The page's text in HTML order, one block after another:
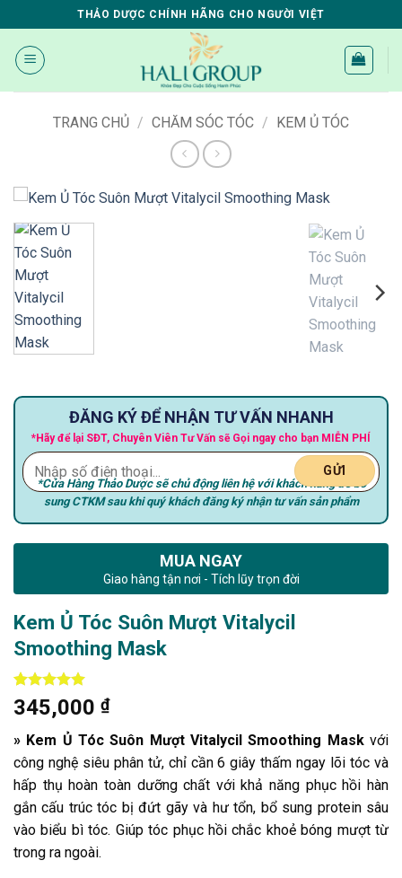
qua
nội
dung
THẢO DƯỢC CHÍNH HÃNG CHO NGƯỜI VIỆT
TRANG CHỦ / CHĂM SÓC TÓC / KEM Ủ TÓC
ĐĂNG KÝ ĐỂ NHẬN TƯ VẤN NHANH
*Hãy để lại SĐT, Chuyên Viên Tư Vấn sẽ Gọi ngay cho bạn MIỄN PHÍ
*Cửa Hàng Thảo Dược sẽ chủ động liên hệ với khách hàng để bổ
sung CTKM sau khi quý khách đăng ký nhận tư vấn sản phẩm
MUA NGAY
Giao hàng tận nơi - Tích lũy trọn đời
Kem Ủ Tóc Suôn Mượt Vitalycil
Smoothing Mask
5trên 5
dựa trên
4
345,000 ₫
» Kem Ủ Tóc Suôn Mượt Vitalycil Smoothing Mask với
công nghệ siêu phân tử, chỉ cần 6 giây thấm ngay lõi tóc và
hấp thụ hoàn toàn dưỡng chất với khả năng phục hồi hàn
gắn cấu trúc tóc bị đứt gãy và hư tổn, bổ sung protein sâu
vào biểu bì tóc. Giúp tóc phục hồi chắc khoẻ bóng mượt từ
trong ra ngoài.